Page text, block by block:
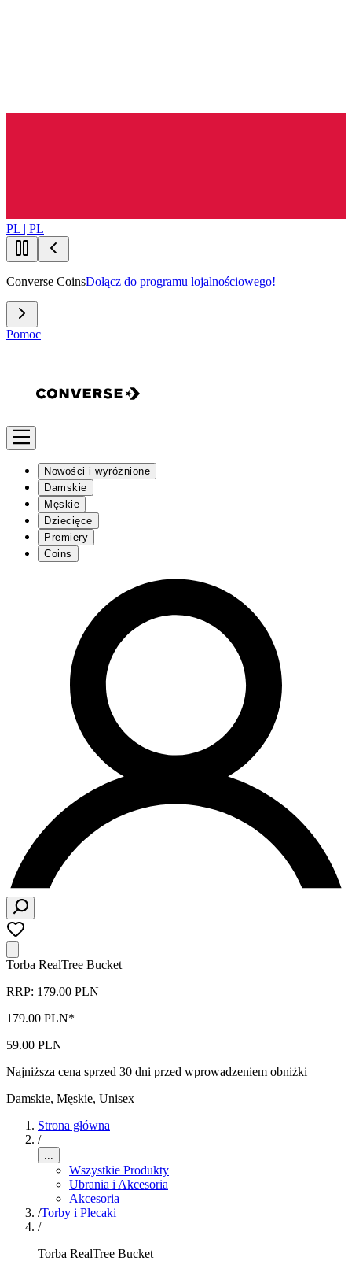
PL | PL
Converse CoinsDołącz do programu lojalnościowego!
Pomoc
Nowości i wyróżnione
Damskie
Męskie
Dziecięce
Premiery
Coins
Torba RealTree Bucket
RRP: 179.00 PLN
179.00 PLN*
59.00 PLN
Najniższa cena sprzed 30 dni przed wprowadzeniem obniżki
Damskie, Męskie, Unisex
Strona główna
/
...
Wszystkie Produkty
Ubrania i Akcesoria
Akcesoria
/Torby i Plecaki
/
Torba RealTree Bucket